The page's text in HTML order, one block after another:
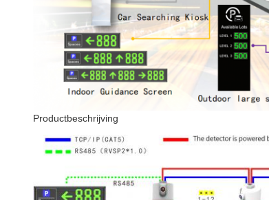
Productbeschrijving